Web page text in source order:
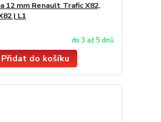
12 mm Renault Trafic X82,
| L1
do 3 až 5 dnů
Přidat do košíku